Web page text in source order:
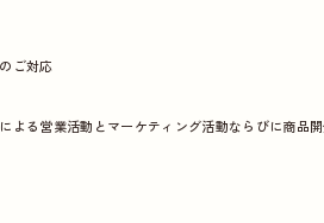
ご対応
る営業活動とマーケティング活動ならびに商品